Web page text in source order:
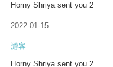
Horny Shriya sent you 2
2022-01-15
游客
Horny Shriya sent you 2